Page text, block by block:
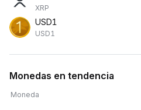
XRP
USD1
USD1
Monedas en tendencia
Moneda